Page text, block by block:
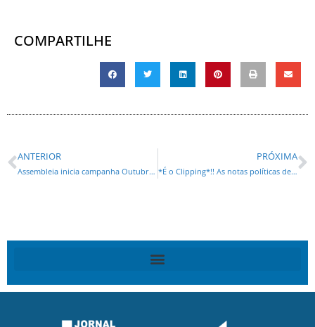
COMPARTILHE
ANTERIOR
Assembleia inicia campanha Outubro Rosa com programação dedicada à saúde da mulher
PRÓXIMA
*É o Clipping*!! As notas políticas desta quinta-feira (02) !! Fique por dentro agora !